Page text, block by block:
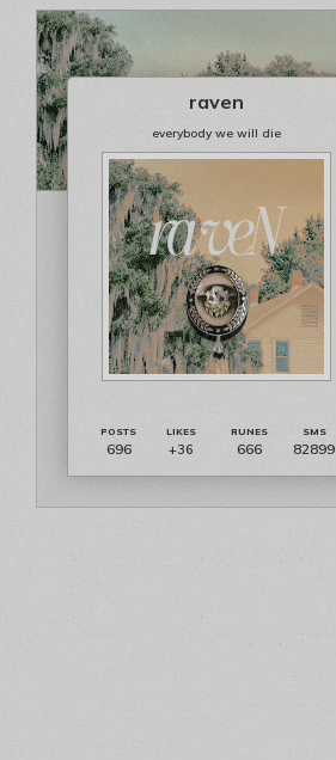
raven
everybody we will die
696 +36 666 82899